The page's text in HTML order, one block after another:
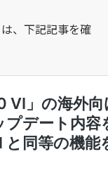
、下記記事を確